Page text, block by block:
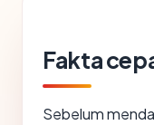
Fakta
Sebelum